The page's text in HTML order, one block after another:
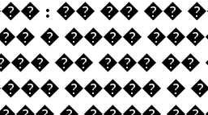
: �� �� ��
� ����
�� ��� ��
����� �